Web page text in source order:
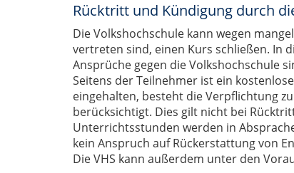
Rücktritt und Kündigung durch
Die Volkshochschule kann wegen
vertreten sind, einen Kurs schließen. In
Ansprüche gegen die Volkshochschule
Seitens der Teilnehmer ist ein
eingehalten, besteht die Verpflichtung
berücksichtigt. Dies gilt nicht bei
Unterrichtsstunden werden in
kein Anspruch auf Rückerstattung von
Die VHS kann außerdem unter den